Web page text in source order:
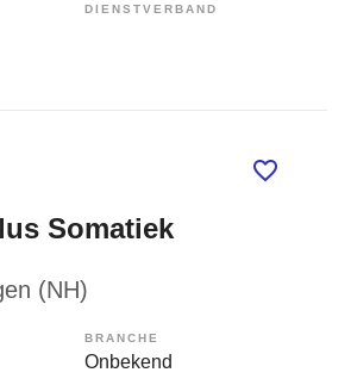
DIENSTVERBAND
Somatiek
(NH)
BRANCHE
Onbekend